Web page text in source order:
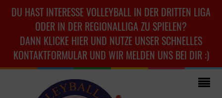
DU HAST INTERESSE VOLLEYBALL IN DER DRITTEN LIGA
ODER IN DER REGIONALLIGA ZU SPIELEN?
DANN KLICKE HIER UND NUTZE UNSER SCHNELLES
KONTAKTFORMULAR UND WIR MELDEN UNS BEI DIR :)